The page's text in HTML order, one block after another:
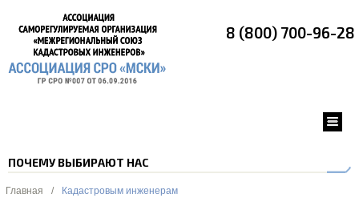
8 (800) 700-96-28
ПОЧЕМУ ВЫБИРАЮТ НАС
Главная / Кадастровым инженерам